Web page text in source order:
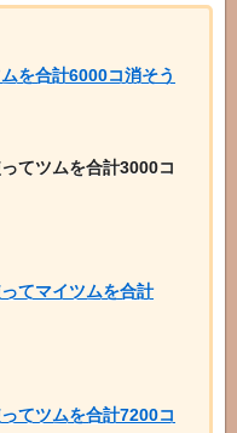
を合計6000コ消そう
てツムを合計3000コ
てマイツムを合計
てツムを合計7200コ